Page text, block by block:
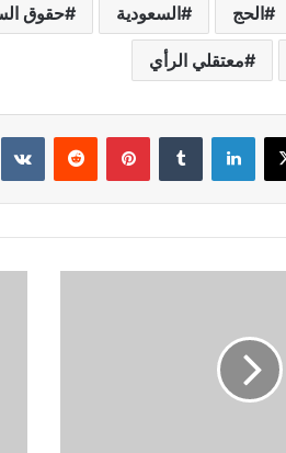
الحج السعودية حقوق
معتقلي الرأي
X لينكدإن بينتيريست